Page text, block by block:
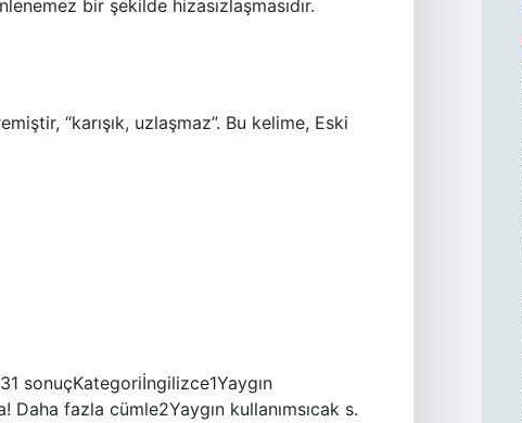
bir şekilde hizasızlaşmasıdır.
“karışık, uzlaşmaz”. Bu kelime, Eski
sonuçKategoriİngilizce1Yaygın
Daha fazla cümle2Yaygın kullanımsıcak s.